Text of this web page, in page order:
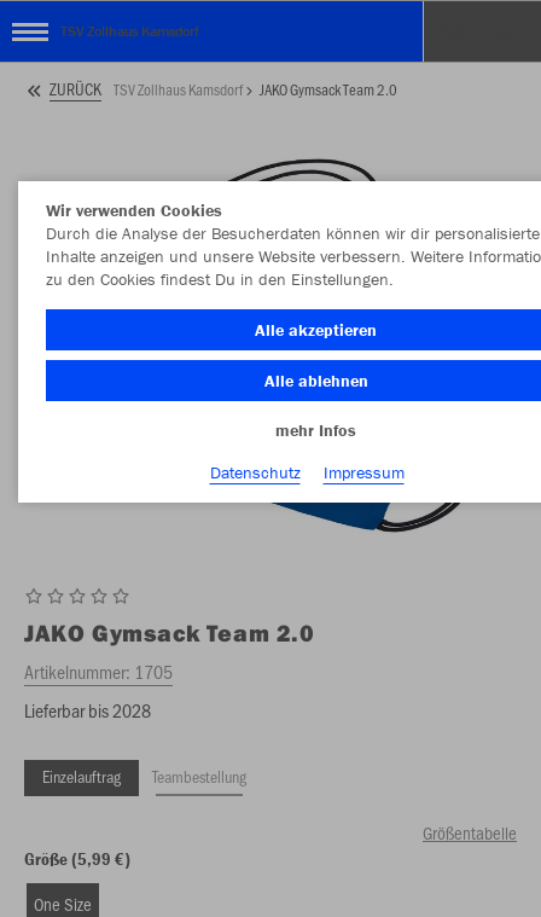
TSV Zollhaus Kamsdorf
ZURÜCK TSV Zollhaus Kamsdorf JAKO Gymsack Team 2.0
JAKO Gymsack Team 2.0
Artikelnummer: 1705
Lieferbar bis 2028
Einzelauftrag Teambestellung
Größentabelle
Größe (5,99 €)
One Size
Wir verwenden Cookies
Durch die Analyse der Besucherdaten können wir dir personalisierte
Inhalte anzeigen und unsere Website verbessern. Weitere
zu den Cookies findest Du in den Einstellungen.
Alle akzeptieren
Alle ablehnen
mehr Infos
Datenschutz
Impressum